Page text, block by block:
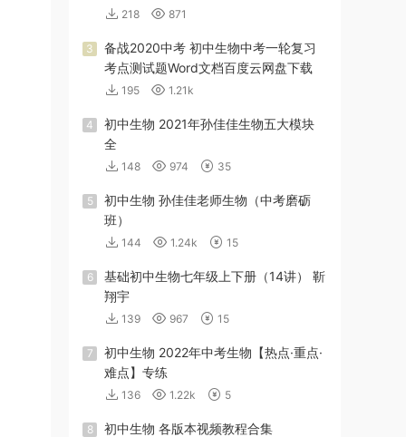
218 871
3
备战2020中考 初中生物中考一轮复习
考点测试题Word文档百度云网盘下载
195 1.21k
4
初中生物 2021年孙佳佳生物五大模块
全
148 974 35
5
初中生物 孙佳佳老师生物（中考磨砺
班）
144 1.24k 15
6
基础初中生物七年级上下册（14讲） 靳
翔宇
139 967 15
7
初中生物 2022年中考生物【热点·重点·
难点】专练
136 1.22k 5
8 初中生物 各版本视频教程合集